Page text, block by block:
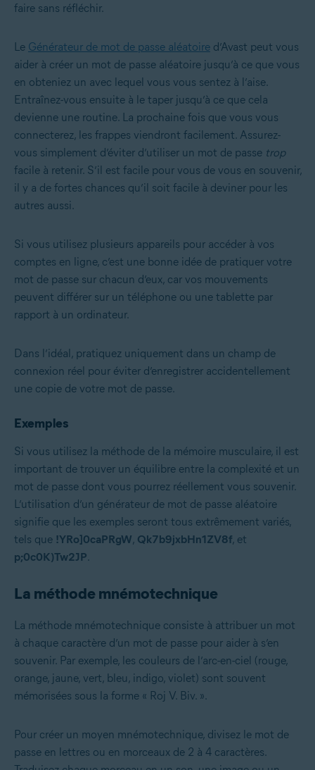
faire sans réfléchir.
Le Générateur de mot de passe aléatoire d’Avast peut vous
aider à créer un mot de passe aléatoire jusqu’à ce que vous
en obteniez un avec lequel vous vous sentez à l’aise.
Entraînez-vous ensuite à le taper jusqu’à ce que cela
devienne une routine. La prochaine fois que vous vous
connecterez, les frappes viendront facilement. Assurez-
vous simplement d’éviter d’utiliser un mot de passe trop
facile à retenir. S’il est facile pour vous de vous en souvenir,
il y a de fortes chances qu’il soit facile à deviner pour les
autres aussi.
Si vous utilisez plusieurs appareils pour accéder à vos
comptes en ligne, c’est une bonne idée de pratiquer votre
mot de passe sur chacun d’eux, car vos mouvements
peuvent différer sur un téléphone ou une tablette par
rapport à un ordinateur.
Dans l’idéal, pratiquez uniquement dans un champ de
connexion réel pour éviter d’enregistrer accidentellement
une copie de votre mot de passe.
Exemples
Si vous utilisez la méthode de la mémoire musculaire, il est
important de trouver un équilibre entre la complexité et un
mot de passe dont vous pourrez réellement vous souvenir.
L’utilisation d’un générateur de mot de passe aléatoire
signifie que les exemples seront tous extrêmement variés,
tels que !YRo]0caPRgW, Qk7b9jxbHn1ZV8f, et
p;0c0K)Tw2JP.
La méthode mnémotechnique
La méthode mnémotechnique consiste à attribuer un mot
à chaque caractère d’un mot de passe pour aider à s’en
souvenir. Par exemple, les couleurs de l’arc-en-ciel (rouge,
orange, jaune, vert, bleu, indigo, violet) sont souvent
mémorisées sous la forme « Roj V. Biv. ».
Pour créer un moyen mnémotechnique, divisez le mot de
passe en lettres ou en morceaux de 2 à 4 caractères.